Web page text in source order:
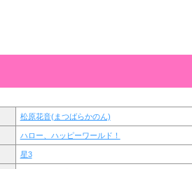
松原花音(まつばらかのん)
ハロー、ハッピーワールド！
星3